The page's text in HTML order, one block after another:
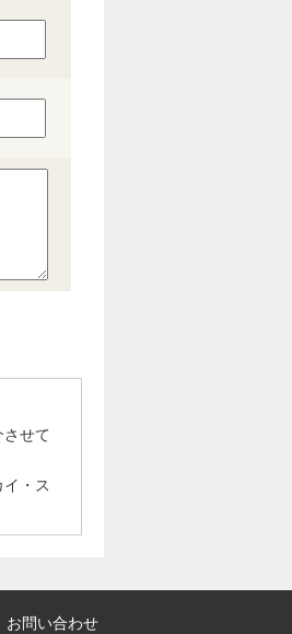
せて
・ス
お問い合わせ